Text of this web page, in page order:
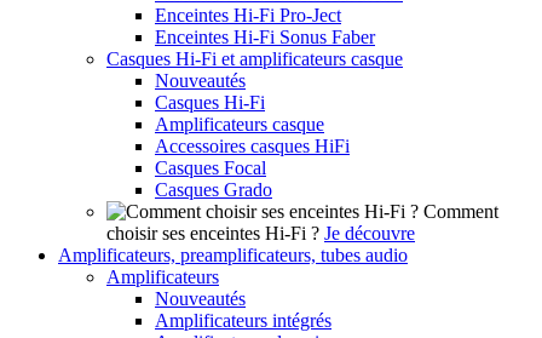
Enceintes Hi-Fi Pro-Ject
Enceintes Hi-Fi Sonus Faber
Casques Hi-Fi et amplificateurs casque
Nouveautés
Casques Hi-Fi
Amplificateurs casque
Accessoires casques HiFi
Casques Focal
Casques Grado
Comment
choisir ses enceintes Hi-Fi ? Je découvre
Amplificateurs, preamplificateurs, tubes audio
Amplificateurs
Nouveautés
Amplificateurs intégrés